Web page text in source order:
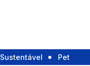
Sustentável Pet